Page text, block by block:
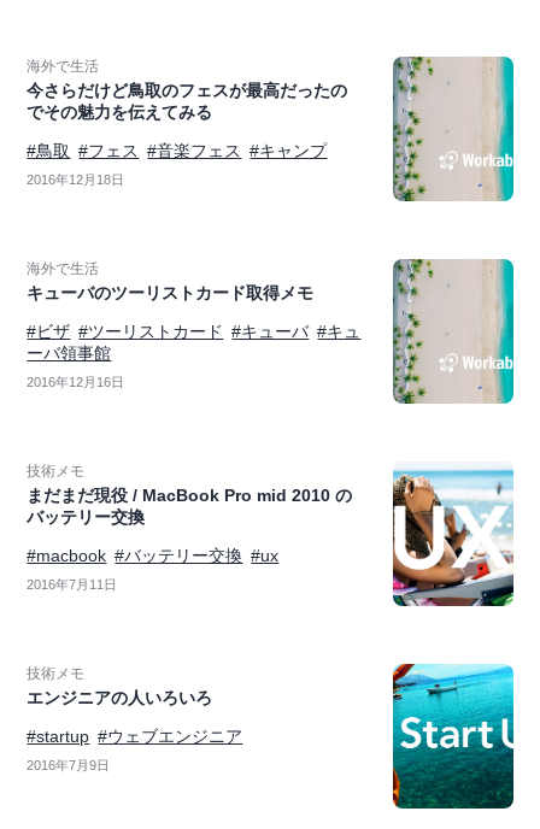
海外で生活
今さらだけど鳥取のフェスが最高だったの
でその魅力を伝えてみる
#鳥取 #フェス #音楽フェス #キャンプ
2016年12月18日
海外で生活
キューバのツーリストカード取得メモ
#ビザ #ツーリストカード #キューバ #キュ
ーバ領事館
2016年12月16日
技術メモ
まだまだ現役 / MacBook Pro mid 2010 の
バッテリー交換
#macbook #バッテリー交換 #ux
2016年7月11日
技術メモ
エンジニアの人いろいろ
#startup #ウェブエンジニア
2016年7月9日